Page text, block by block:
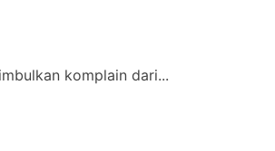
komplain dari...